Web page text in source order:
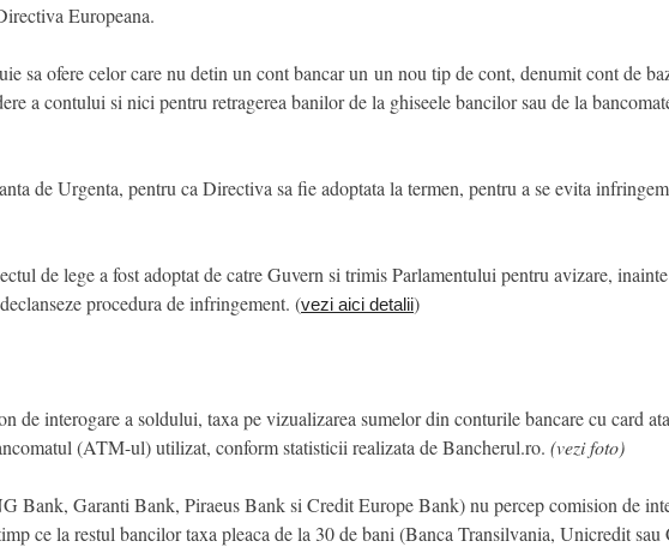
Europeana.
sa ofere celor care nu detin un cont bancar un un nou tip de cont, denumit cont de
a contului si nici pentru retragerea banilor de la ghiseele bancilor sau de la
de Urgenta, pentru ca Directiva sa fie adoptata la termen, pentru a se evita
de lege a fost adoptat de catre Guvern si trimis Parlamentului pentru avizare,
procedura de infringement. (vezi aici detalii)
de interogare a soldului, taxa pe vizualizarea sumelor din conturile bancare cu card
(ATM-ul) utilizat, conform statisticii realizata de Bancherul.ro. (vezi foto)
Bank, Garanti Bank, Piraeus Bank si Credit Europe Bank) nu percep comision de
ce la restul bancilor taxa pleaca de la 30 de bani (Banca Transilvania, Unicredit